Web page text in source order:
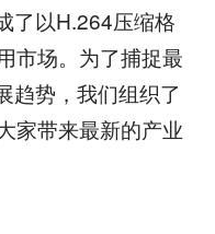
了以H.264压缩格
市场。为了捕捉最
趋势，我们组织了
家带来最新的产业